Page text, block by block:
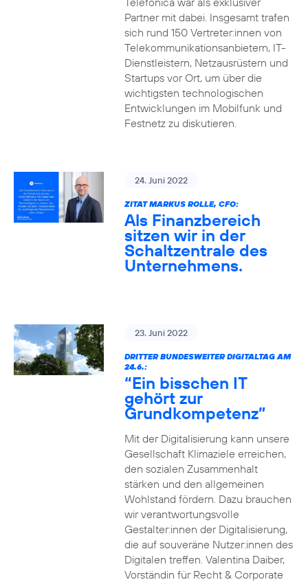
Partner mit dabei. Insgesamt trafen
sich rund 150 Vertreter:innen von
Telekommunikationsanbietern, IT-
Dienstleistern, Netzausrüstern und
Startups vor Ort, um über die
wichtigsten technologischen
Entwicklungen im Mobilfunk und
Festnetz zu diskutieren.
24. Juni 2022
ZITAT MARKUS ROLLE, CFO:
Als Finanzbereich
sitzen wir in der
Schaltzentrale des
Unternehmens.
23. Juni 2022
DRITTER BUNDESWEITER DIGITALTAG AM
24.6.:
“Ein bisschen IT
gehört zur
Grundkompetenz”
Mit der Digitalisierung kann unsere
Gesellschaft Klimaziele erreichen,
den sozialen Zusammenhalt
stärken und den allgemeinen
Wohlstand fördern. Dazu brauchen
wir verantwortungsvolle
Gestalter:innen der Digitalisierung,
die auf souveräne Nutzer:innen des
Digitalen treffen. Valentina Daiber,
Vorständin für Recht & Corporate